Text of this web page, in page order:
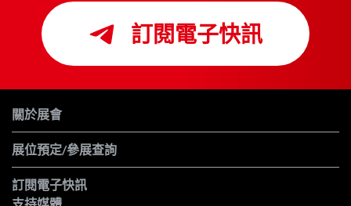
訂閱電子快訊
關於展會
展位預定/參展查詢
訂閱電子快訊